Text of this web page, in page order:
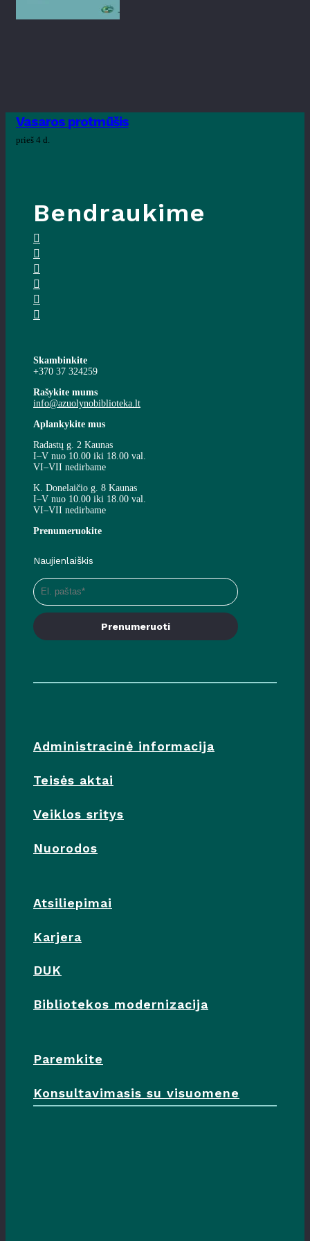
Vasaros protmūšis
prieš 4 d.
Bendraukime
Skambinkite
+370 37 324259
Rašykite mums
info@azuolynobiblioteka.lt
Aplankykite mus
Radastų g. 2 Kaunas
I–V nuo 10.00 iki 18.00 val.
VI–VII nedirbame
K. Donelaičio g. 8 Kaunas
I–V nuo 10.00 iki 18.00 val.
VI–VII nedirbame
Prenumeruokite
Naujienlaiškis
Prenumeruoti
Administracinė informacija
Teisės aktai
Veiklos sritys
Nuorodos
Atsiliepimai
Karjera
DUK
Bibliotekos modernizacija
Paremkite
Konsultavimasis su visuomene